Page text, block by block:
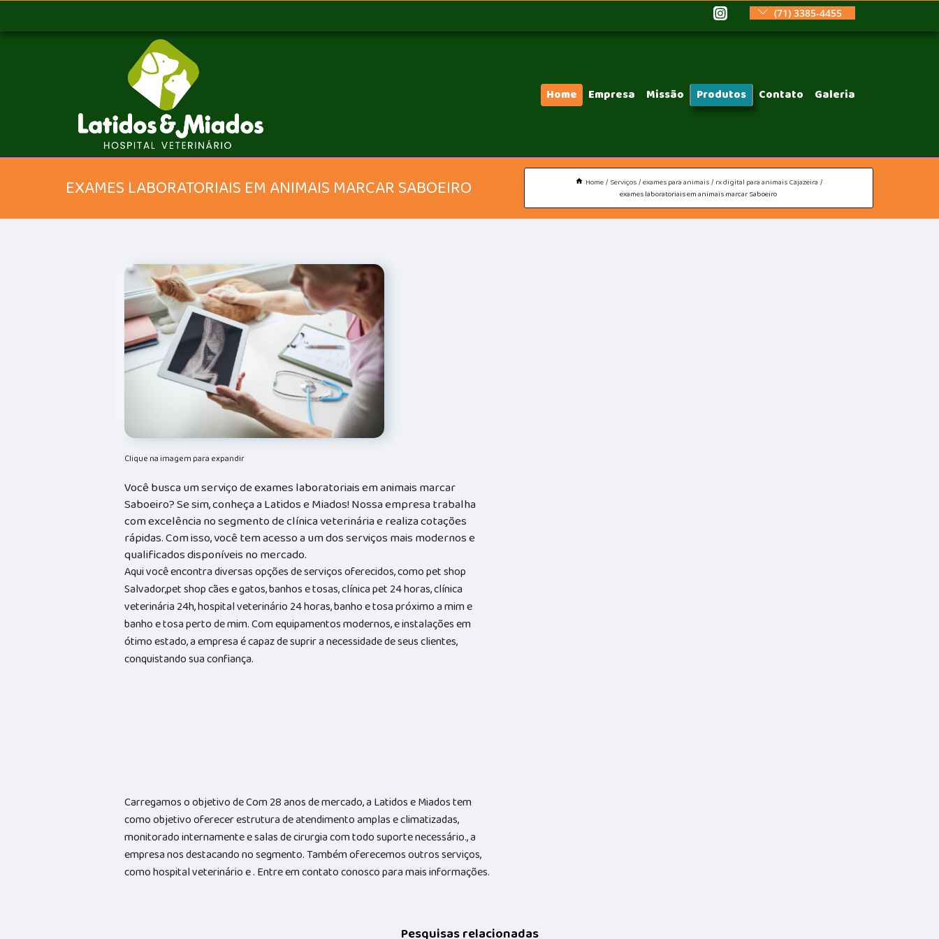
(71) 3385-4455
Home Empresa Missão Produtos Contato Galeria
EXAMES LABORATORIAIS EM ANIMAIS MARCAR SABOEIRO Home Serviços exames para animais rx digital para animais Cajazeira
exames laboratoriais em animais marcar Saboeiro
Clique na imagem para expandir
Você busca um serviço de exames laboratoriais em animais marcar
Saboeiro? Se sim, conheça a Latidos e Miados! Nossa empresa trabalha
com excelência no segmento de clínica veterinária e realiza cotações
rápidas. Com isso, você tem acesso a um dos serviços mais modernos e
qualificados disponíveis no mercado.
Aqui você encontra diversas opções de serviços oferecidos, como pet shop
Salvador,pet shop cães e gatos, banhos e tosas, clínica pet 24 horas, clínica
veterinária 24h, hospital veterinário 24 horas, banho e tosa próximo a mim e
banho e tosa perto de mim. Com equipamentos modernos, e instalações em
ótimo estado, a empresa é capaz de suprir a necessidade de seus clientes,
conquistando sua confiança.
Carregamos o objetivo de Com 28 anos de mercado, a Latidos e Miados tem
como objetivo oferecer estrutura de atendimento amplas e climatizadas,
monitorado internamente e salas de cirurgia com todo suporte necessário., a
empresa nos destacando no segmento. Também oferecemos outros serviços,
como hospital veterinário e . Entre em contato conosco para mais informações.
Pesquisas relacionadas